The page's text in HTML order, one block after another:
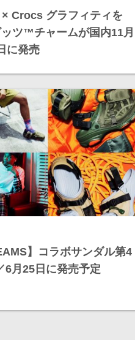
Crocs グラフィティを
ツ™チャームが国内11月
に発売
】コラボサンダル第4
6月25日に発売予定